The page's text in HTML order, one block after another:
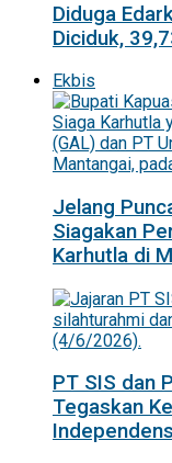
Diduga
Diciduk,
Ekbis
Jelang
Siagakan
Karhutla di
PT SIS dan
Tegaskan